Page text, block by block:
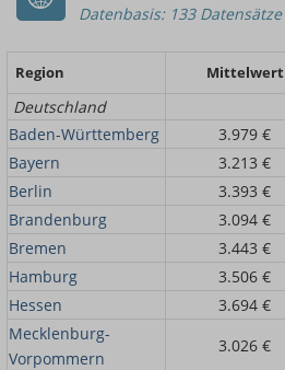
Datenbasis: 133 Datensätze
Region Mittelwert
Deutschland
Baden-Württemberg
3.979 €
Bayern
3.213 €
Berlin
3.393 €
Brandenburg
3.094 €
Bremen
3.443 €
Hamburg
3.506 €
Hessen
3.694 €
Mecklenburg-
Vorpommern
3.026 €